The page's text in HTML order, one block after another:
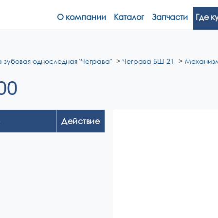
О компании Каталог Запчасти Где
односледная "Чеграва" Чеграва БШ-21
Действие